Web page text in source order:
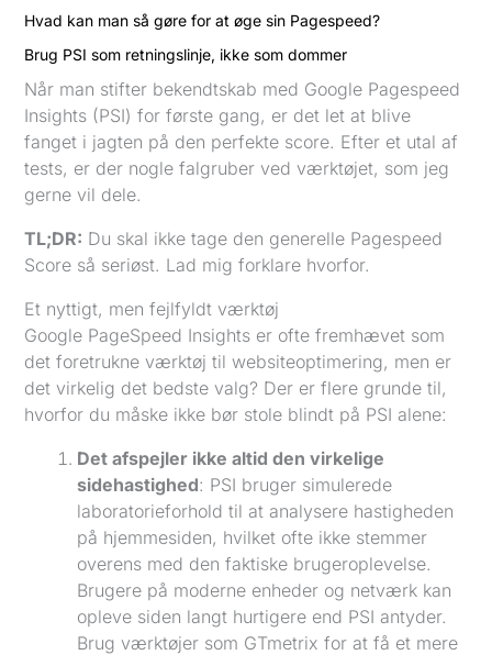
Hvad kan man så gøre for at øge sin Pagespeed?
Brug PSI som retningslinje, ikke som dommer
Når man stifter bekendtskab med Google Pagespeed
Insights (PSI) for første gang, er det let at blive
fanget i jagten på den perfekte score. Efter et utal af
tests, er der nogle falgruber ved værktøjet, som jeg
gerne vil dele.
TL;DR: Du skal ikke tage den generelle Pagespeed
Score så seriøst. Lad mig forklare hvorfor.
Et nyttigt, men fejlfyldt værktøj
Google PageSpeed Insights er ofte fremhævet som
det foretrukne værktøj til websiteoptimering, men er
det virkelig det bedste valg? Der er flere grunde til,
hvorfor du måske ikke bør stole blindt på PSI alene:
Det afspejler ikke altid den virkelige
sidehastighed: PSI bruger simulerede
laboratorieforhold til at analysere hastigheden
på hjemmesiden, hvilket ofte ikke stemmer
overens med den faktiske brugeroplevelse.
Brugere på moderne enheder og netværk kan
opleve siden langt hurtigere end PSI antyder.
Brug værktøjer som GTmetrix for at få et mere